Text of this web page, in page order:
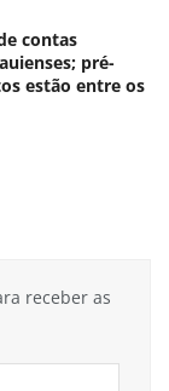
contas
pré-
estão entre os
receber as